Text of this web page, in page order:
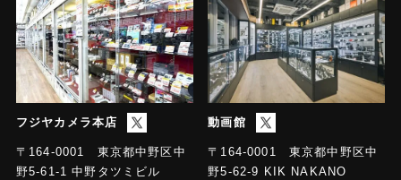
フジヤカメラ本店
〒164-0001 東京都中野区中
野5-61-1 中野タツミビル
動画館
〒164-0001 東京都中野区中
野5-62-9 KIK NAKANO